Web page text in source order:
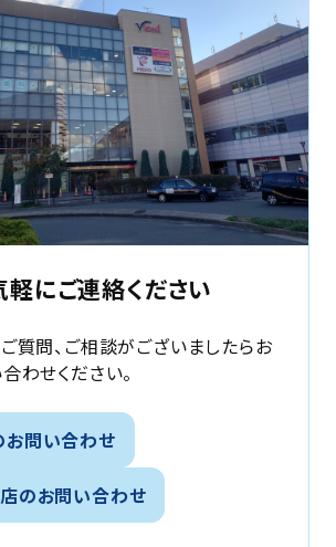
軽にご連絡ください
質問、ご相談がございましたらお
わせください。
問い合わせ
のお問い合わせ